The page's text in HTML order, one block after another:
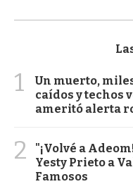
1
Un muerto,
caídos y techos
ameritó alerta
2
"¡Volvé a
Yesty Prieto a
Famosos